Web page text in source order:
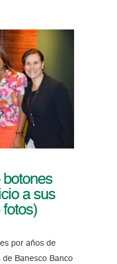
botones
a sus
por años de
Banesco Banco